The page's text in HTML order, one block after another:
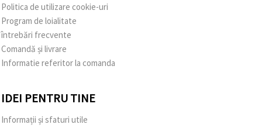
Politica de utilizare cookie-uri
Program de loialitate
întrebări frecvente
Comandă și livrare
Informatie referitor la comanda
IDEI PENTRU TINE
Informații și sfaturi utile